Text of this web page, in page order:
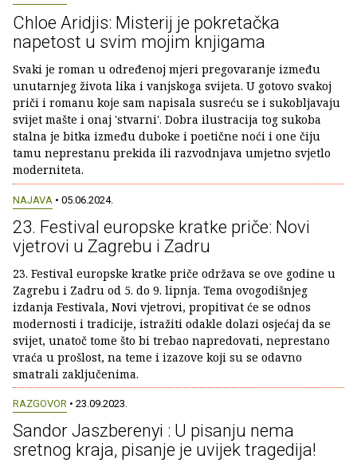
Chloe Aridjis: Misterij je pokretačka
napetost u svim mojim knjigama
Svaki je roman u određenoj mjeri pregovaranje između
unutarnjeg života lika i vanjskoga svijeta. U gotovo svakoj
priči i romanu koje sam napisala susreću se i sukobljavaju
svijet mašte i onaj 'stvarni'. Dobra ilustracija tog sukoba
stalna je bitka između duboke i poetične noći i one čiju
tamu neprestanu prekida ili razvodnjava umjetno svjetlo
moderniteta.
NAJAVA • 05.06.2024.
23. Festival europske kratke priče: Novi
vjetrovi u Zagrebu i Zadru
23. Festival europske kratke priče održava se ove godine u
Zagrebu i Zadru od 5. do 9. lipnja. Tema ovogodišnjeg
izdanja Festivala, Novi vjetrovi, propitivat će se odnos
modernosti i tradicije, istražiti odakle dolazi osjećaj da se
svijet, unatoč tome što bi trebao napredovati, neprestano
vraća u prošlost, na teme i izazove koji su se odavno
smatrali zaključenima.
RAZGOVOR • 23.09.2023.
Sandor Jaszberenyi : U pisanju nema
sretnog kraja, pisanje je uvijek tragedija!